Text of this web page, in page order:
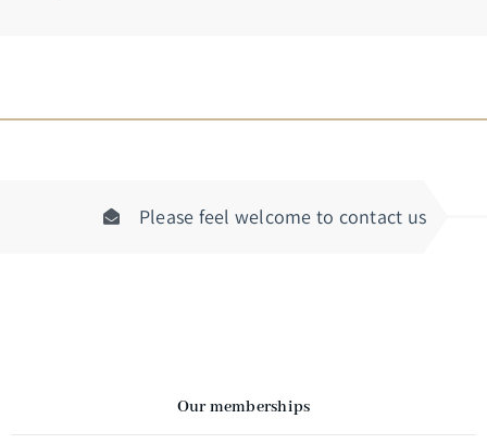
Please feel welcome to contact us
Our memberships